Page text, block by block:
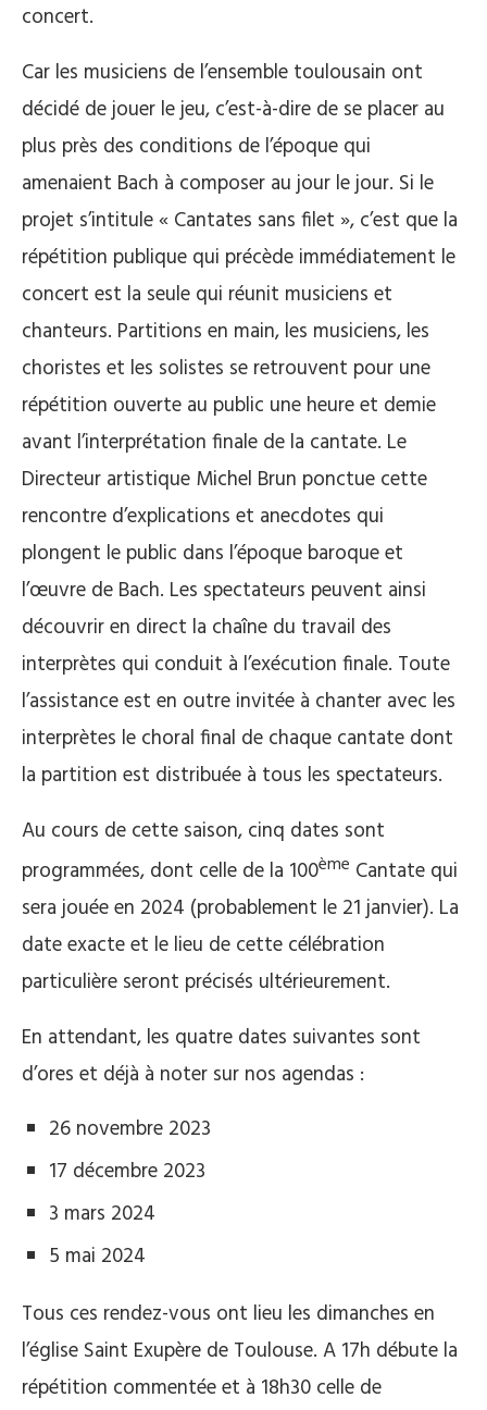
concert.
Car les musiciens de l’ensemble toulousain ont
décidé de jouer le jeu, c’est-à-dire de se placer au
plus près des conditions de l’époque qui
amenaient Bach à composer au jour le jour. Si le
projet s’intitule « Cantates sans filet », c’est que la
répétition publique qui précède immédiatement le
concert est la seule qui réunit musiciens et
chanteurs. Partitions en main, les musiciens, les
choristes et les solistes se retrouvent pour une
répétition ouverte au public une heure et demie
avant l’interprétation finale de la cantate. Le
Directeur artistique Michel Brun ponctue cette
rencontre d’explications et anecdotes qui
plongent le public dans l’époque baroque et
l’œuvre de Bach. Les spectateurs peuvent ainsi
découvrir en direct la chaîne du travail des
interprètes qui conduit à l’exécution finale. Toute
l’assistance est en outre invitée à chanter avec les
interprètes le choral final de chaque cantate dont
la partition est distribuée à tous les spectateurs.
Au cours de cette saison, cinq dates sont
programmées, dont celle de la 100ème Cantate qui
sera jouée en 2024 (probablement le 21 janvier). La
date exacte et le lieu de cette célébration
particulière seront précisés ultérieurement.
En attendant, les quatre dates suivantes sont
d’ores et déjà à noter sur nos agendas :
26 novembre 2023
17 décembre 2023
3 mars 2024
5 mai 2024
Tous ces rendez-vous ont lieu les dimanches en
l’église Saint Exupère de Toulouse. A 17h débute la
répétition commentée et à 18h30 celle de